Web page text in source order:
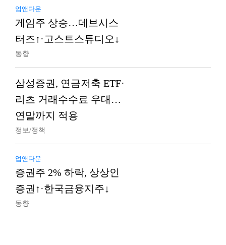
업앤다운
게임주 상승…데브시스
터즈↑·고스트스튜디오↓
동향
삼성증권, 연금저축 ETF·
리츠 거래수수료 우대…
연말까지 적용
정보/정책
업앤다운
증권주 2% 하락, 상상인
증권↑·한국금융지주↓
동향